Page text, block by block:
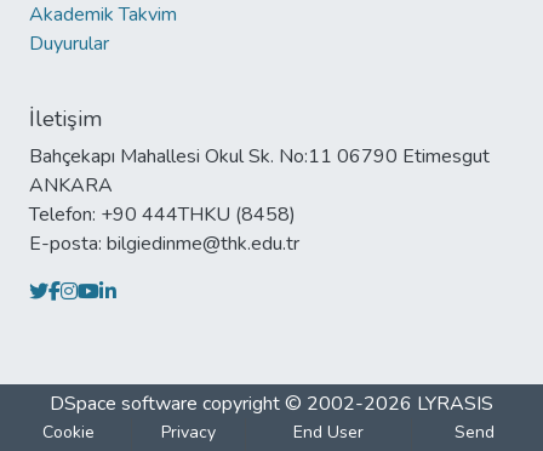
Akademik Takvim
Duyurular
İletişim
Bahçekapı Mahallesi Okul Sk. No:11 06790 Etimesgut
ANKARA
Telefon: +90 444THKU (8458)
E-posta: bilgiedinme@thk.edu.tr
DSpace software copyright © 2002-2026 LYRASIS
Cookie
Privacy
End User
Send